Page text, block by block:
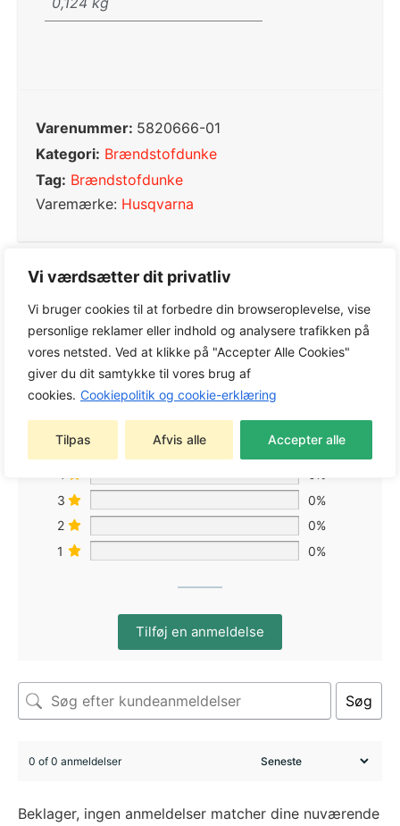
Vi værdsætter dit privatliv
Vi bruger cookies til at forbedre din browseroplevelse, vise
personlige reklamer eller indhold og analysere trafikken på
vores netsted. Ved at klikke på "Accepter Alle Cookies"
giver du dit samtykke til vores brug af
cookies. Cookiepolitik og cookie-erklæring
Tilpas Afvis alle Accepter alle
Varenummer: 5820666-01
Kategori: Brændstofdunke
Tag: Brændstofdunke
Varemærke: Husqvarna
0,0
Baseret på 0 anmeldelser
5
0%
3
0%
2
0%
1
0%
Tilføj en anmeldelse
Søg
0 of 0 anmeldelser
Beklager, ingen anmeldelser matcher dine nuværende